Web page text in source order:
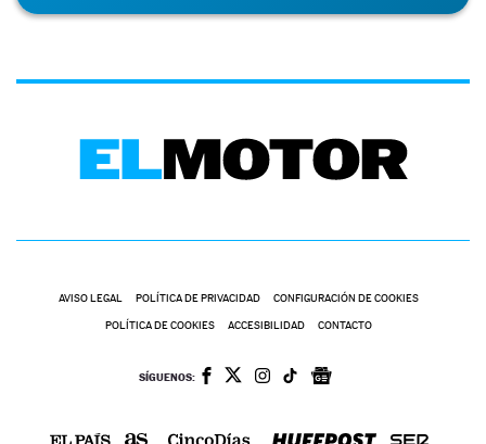
AVISO LEGAL POLÍTICA DE PRIVACIDAD CONFIGURACIÓN DE COOKIES
POLÍTICA DE COOKIES ACCESIBILIDAD CONTACTO
SÍGUENOS: